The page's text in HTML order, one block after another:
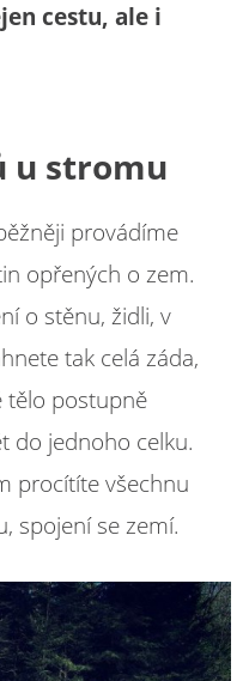
cestu, ale i
u stromu
provádíme
opřených o zem.
o stěnu, židli, v
tak celá záda,
tělo postupně
do jednoho celku.
procítíte všechnu
spojení se zemí.